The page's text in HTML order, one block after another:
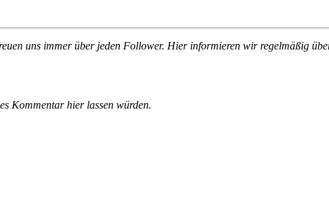
uns immer über jeden Follower. Hier informieren wir regelmäßig
Kommentar hier lassen würden.